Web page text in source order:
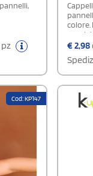
colore.
twill
una
€2,98
Cod: KP147